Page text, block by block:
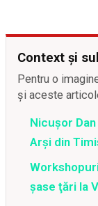
Context și
Pentru o
și aceste
Nicușor
Arși din
şase ţări la